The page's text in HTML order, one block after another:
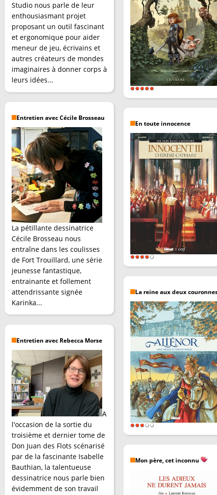
Studio nous parle de leur
enthousiasmant projet
proposant un outil fascinant
et ergonomique pour aider
meneur de jeu, écrivains et
autres créateurs de mondes
imaginaires à donner corps à
leurs idées...
Entretien avec Cécile Brosseau
La pétillante dessinatrice
Cécile Brosseau nous
entraîne dans les coulisses
de Fort Trouillard, une série
jeunesse fantastique,
entrainante et follement
attendrissante signée
Karinka...
Entretien avec Rebecca Morse
A
l'occasion de la sortie du
troisième et dernier tome de
Don Juan des Flots scénarisé
par de la fascinante Isabelle
Bauthian, la talentueuse
dessinatrice nous parle bien
évidemment de son travail
En toute innocence
La reine aux deux
Mon père, cet inconnu